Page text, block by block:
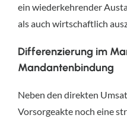
ein wiederkehrender
als auch wirtschaftlich
Differenzierung im
Mandantenbindung
Neben den direkten
Vorsorgeakte noch eine